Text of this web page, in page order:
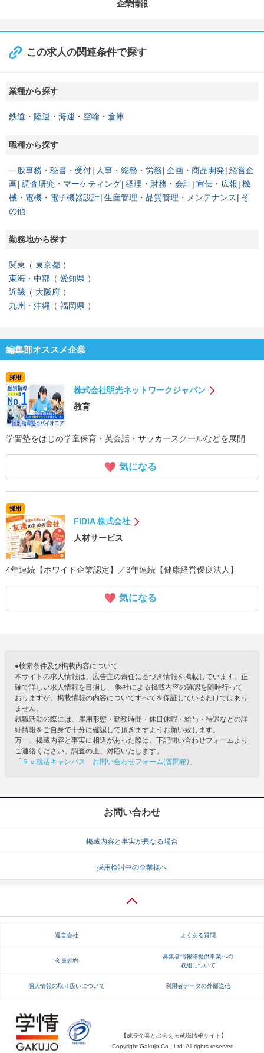
企業情報
この求人の関連条件で探す
業種から探す
鉄道・陸運・海運・空輸・倉庫
職種から探す
一般事務・秘書・受付 人事・総務・労務 企画・商品開発 経営企
画 調査研究・マーケティング 経理・財務・会計 宣伝・広報 機
械・電機・電子機器設計 生産管理・品質管理・メンテナンス
そ
の他
勤務地から探す
関東
東京都
東海・中部
愛知県
近畿
大阪府
九州・沖縄
福岡県
編集部オススメ企業
採用
株式会社明光ネットワークジャパン
教育
学習塾をはじめ学童保育・英会話・サッカースクールなどを展開
気になる
採用
FIDIA 株式会社
人材サービス
4年連続【ホワイト企業認定】／3年連続【健康経営優良法人】
気になる
●検索条件及び掲載内容について
本サイトの求人情報は、広告主の責任に基づき情報を掲載しています。正
確で詳しい求人情報を目指し、 弊社による掲載内容の確認を随時行って
おりますが、掲載情報の内容についてすべてを保証しているわけではあり
ません。
就職活動の際には、雇用形態・勤務時間・休日休暇・給与・待遇などの詳
細情報をご自身で十分に確認して頂きますようお願い致します。
万一、掲載内容と事実に相違があった際は、下記問い合わせフォームより
ご連絡ください。調査の上、対応いたします。
「 Ｒｅ就活キャンパス お問い合わせフォーム(質問箱) 」
お問い合わせ
掲載内容と事実が異なる場合
採用検討中の企業様へ
運営会社 よくある質問
会員規約
募集者情報等提供事業への
取組について
個人情報の取り扱いについて 利用者データの外部送信
【成長企業と出会える就職情報サイト】
Copyright Gakujo Co., Ltd. All rights reserved.